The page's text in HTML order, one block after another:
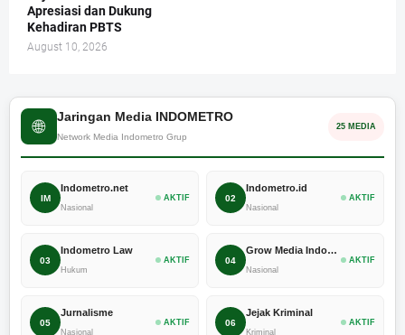
Apresiasi dan Dukung
Kehadiran PBTS
August 10, 2026
🌐
Jaringan Media INDOMETRO
Network Media Indometro Grup
25 MEDIA
IM
Indometro.net
Nasional
AKTIF 02
Indometro.id
Nasional
AKTIF
03
Indometro Law
Hukum
AKTIF 04
Grow Media Indonesia
Nasional
AKTIF
05
Jurnalisme
Nasional
AKTIF 06
Jejak Kriminal
Kriminal
AKTIF